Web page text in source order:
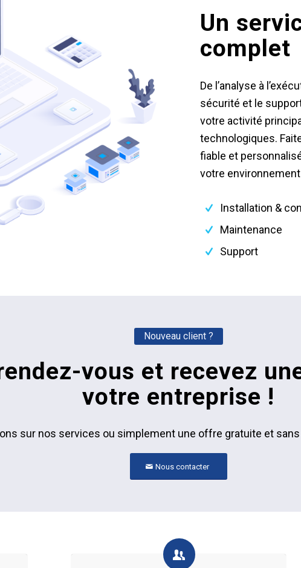
Un
complet
De l’analyse à
sécurité et le
votre activité
technologiques.
fiable et
votre
Installation &
Maintenance
Support
Nouveau client ?
vous et recevez
votre entreprise !
sur nos services ou simplement une offre gratuite et
Nous contacter